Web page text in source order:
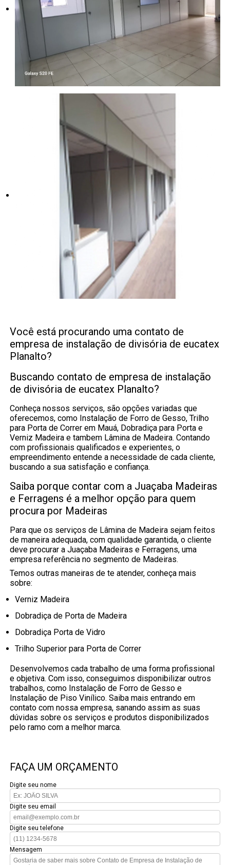
Você está procurando uma contato de
empresa de instalação de divisória de eucatex
Planalto?
Buscando contato de empresa de instalação
de divisória de eucatex Planalto?
Conheça nossos serviços, são opções variadas que
oferecemos, como Instalação de Forro de Gesso, Trilho
para Porta de Correr em Mauá, Dobradiça para Porta e
Verniz Madeira e tambem Lâmina de Madeira. Contando
com profissionais qualificados e experientes, o
empreendimento entende a necessidade de cada cliente,
buscando a sua satisfação e confiança.
Saiba porque contar com a Juaçaba Madeiras
e Ferragens é a melhor opção para quem
procura por Madeiras
Para que os serviços de Lâmina de Madeira sejam feitos
de maneira adequada, com qualidade garantida, o cliente
deve procurar a Juaçaba Madeiras e Ferragens, uma
empresa referência no segmento de Madeiras.
Temos outras maneiras de te atender, conheça mais
sobre:
Verniz Madeira
Dobradiça de Porta de Madeira
Dobradiça Porta de Vidro
Trilho Superior para Porta de Correr
Desenvolvemos cada trabalho de uma forma profissional
e objetiva. Com isso, conseguimos disponibilizar outros
trabalhos, como Instalação de Forro de Gesso e
Instalação de Piso Vinílico. Saiba mais entrando em
contato com nossa empresa, sanando assim as suas
dúvidas sobre os serviços e produtos disponibilizados
pelo ramo com a melhor marca.
FAÇA UM ORÇAMENTO
Digite seu nome
Digite seu email
Digite seu telefone
Mensagem